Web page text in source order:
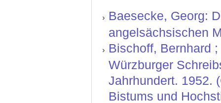
Baesecke, Georg:
angelsächsischen
Bischoff, Bernhard
Würzburger
Jahrhundert. 1952.
Bistums und